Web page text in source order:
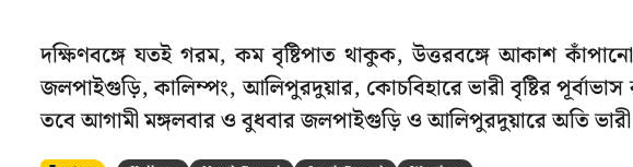
দক্ষিণবঙ্গে যতই গরম, কম বৃষ্টিপাত থাকুক, উত্তরবঙ্গে আকাশ কাঁপানো
জলপাইগুড়ি, কালিম্পং, আলিপুরদুয়ার, কোচবিহারে ভারী বৃষ্টির
তবে আগামী মঙ্গলবার ও বুধবার জলপাইগুড়ি ও আলিপুরদুয়ারে অতি ভারী